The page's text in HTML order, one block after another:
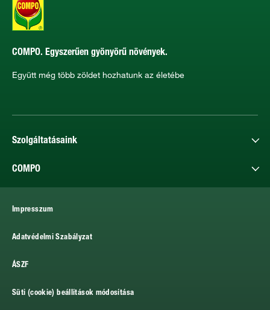
COMPO. Egyszerűen gyönyörű növények.
Együtt még több zöldet hozhatunk az életébe
Szolgáltatásaink
COMPO
Impresszum
Adatvédelmi Szabályzat
ÁSZF
Süti (cookie) beállítások módosítása